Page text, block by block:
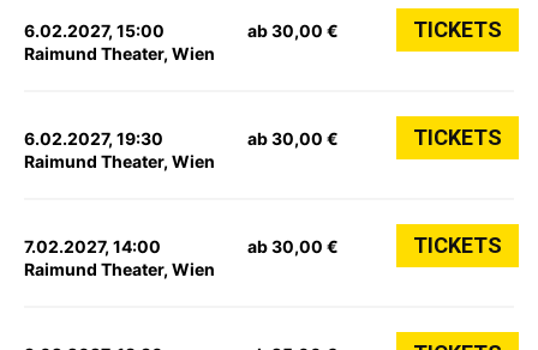
6.02.2027, 15:00
Raimund Theater, Wien
ab 30,00 € TICKETS
6.02.2027, 19:30
Raimund Theater, Wien
ab 30,00 € TICKETS
7.02.2027, 14:00
Raimund Theater, Wien
ab 30,00 € TICKETS